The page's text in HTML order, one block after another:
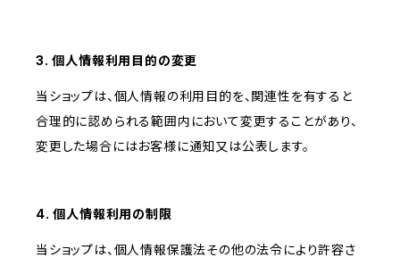
3. 個人情報利用目的の変更
当ショップは、個人情報の利用目的を、関連性を有すると
合理的に認められる範囲内において変更することがあり、
変更した場合にはお客様に通知又は公表します。
4. 個人情報利用の制限
当ショップは、個人情報保護法その他の法令により許容さ